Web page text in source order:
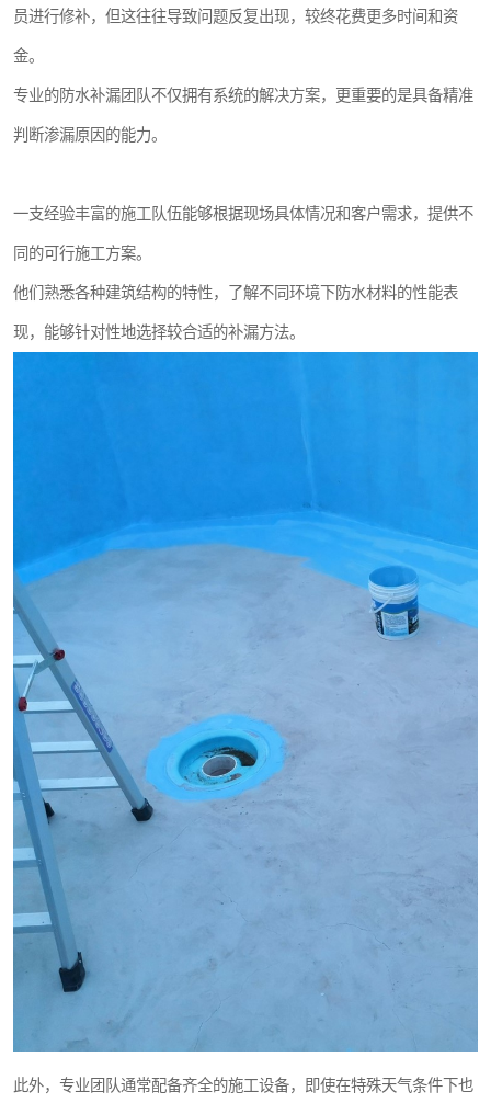
员进行修补，但这往往导致问题反复出现，较终花费更多时间和资
金。
专业的防水补漏团队不仅拥有系统的解决方案，更重要的是具备精准
判断渗漏原因的能力。
一支经验丰富的施工队伍能够根据现场具体情况和客户需求，提供不
同的可行施工方案。
他们熟悉各种建筑结构的特性，了解不同环境下防水材料的性能表
现，能够针对性地选择较合适的补漏方法。
此外，专业团队通常配备齐全的施工设备，即使在特殊天气条件下也